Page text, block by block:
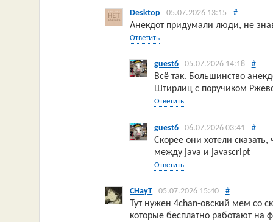
Desktop 05.07.2026 13:15 #
Анекдот придумали люди, не
Ответить
guest6 05.07.2026 14:18 #
Всё так. Большинство
Штирлиц с поручиком
Ответить
guest6 06.07.2026 03:41 #
Скорее они хотели
между java и javascript
Ответить
CHayT 05.07.2026 15:40 #
Тут нужен 4chan-овский мем со
которые бесплатно работают на